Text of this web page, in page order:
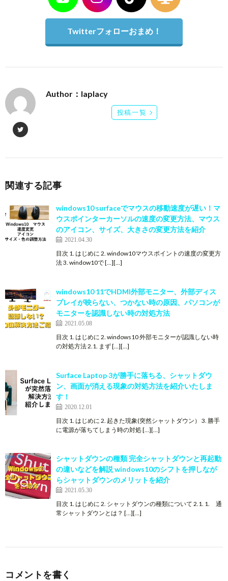
Twitterフォローおまめ！
Author：laplacy
投稿一覧
関連する記事
windows10 surfaceでマウスの移動速度が遅い！マ
ウスポインターカーソルの速度の変更方法、マウス
のアイコン、サイズ、大きさの変更方法を紹介
2021.04.30
目次 1. はじめに 2. window10マウスポイントの速度の変更方
法 3. window10で […][…]
windows10 11でHDMI外部モニター、外部ディス
プレイが映らない、つかない時の原因、パソコンが
モニターを認識しない時の対処方法
2021.05.08
目次 1. はじめに 2. windows10 外部モニターが認識しない時
の対処方法 2.1. まず […][…]
Surface Laptop 3が勝手に落ちる、シャットダウ
ン、画面が消える現象の対処方法を紹介いたしま
す！
2020.12.01
目次 1. はじめに 2. 起きた現象(突然シャットダウン） 3. 勝手
に電源が落ちてしまう時の対処 […][…]
シャットダウンの種類 完全シャットダウンと再起動
の違いなどを解説 windows10のシフトを押しなが
らシャットダウンのメリットを紹介
2021.05.30
目次 1. はじめに 2. シャットダウンの種類について 2.1. 1. 通
常シャットダウンとは？ […][…]
コメントを書く